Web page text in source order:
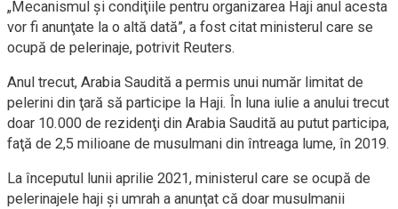
„Mecanismul şi condiţiile pentru organizarea Haji anul acesta
vor fi anunţate la o altă dată”, a fost citat ministerul care se
ocupă de pelerinaje, potrivit Reuters.
Anul trecut, Arabia Saudită a permis unui număr limitat de
pelerini din ţară să participe la Haji. În luna iulie a anului trecut
doar 10.000 de rezidenţi din Arabia Saudită au putut participa,
faţă de 2,5 milioane de musulmani din întreaga lume, în 2019.
La începutul lunii aprilie 2021, ministerul care se ocupă de
pelerinajele haji şi umrah a anunţat că doar musulmanii